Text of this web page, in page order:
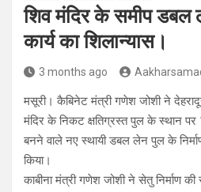
शिव मंदिर के समीप डबल
कार्य का शिलान्यास।
3 months ago
मसूरी। कैबिनेट मंत्री गणेश जोशी ने
मंदिर के निकट क्षतिग्रस्त पुल के स्थान
बनने वाले नए स्थायी डबल लेन पुल के निर्माण
किया।
काबीना मंत्री गणेश जोशी ने सेतु निर्माण